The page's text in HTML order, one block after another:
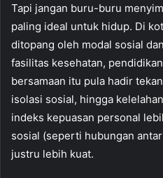
Tapi jangan buru-buru
paling ideal untuk hidup. Di
ditopang oleh modal sosial
fasilitas kesehatan,
bersamaan itu pula hadir
isolasi sosial, hingga
indeks kepuasan personal
sosial (seperti hubungan
justru lebih kuat.